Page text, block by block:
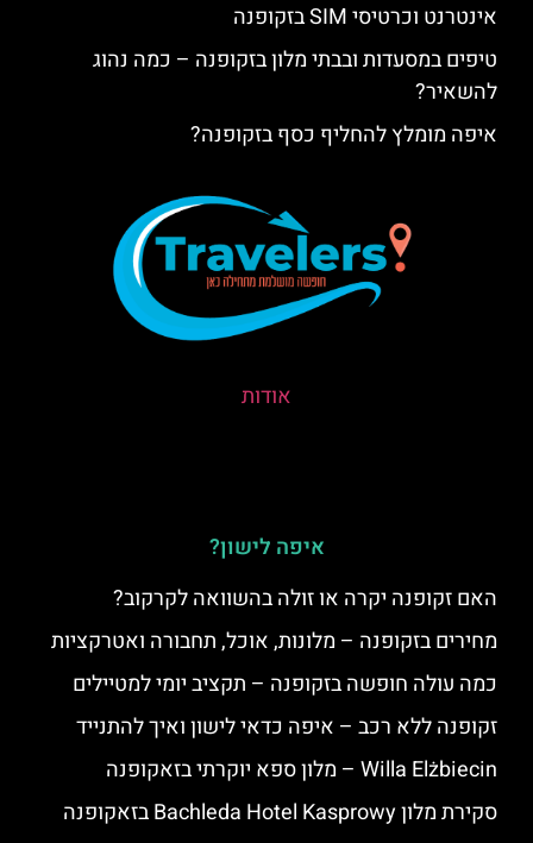
אינטרנט וכרטיסי SIM בזקופנה
טיפים במסעדות ובבתי מלון בזקופנה – כמה נהוג
להשאיר?
איפה מומלץ להחליף כסף בזקופנה?
אודות
איפה לישון?
האם זקופנה יקרה או זולה בהשוואה לקרקוב?
מחירים בזקופנה – מלונות, אוכל, תחבורה ואטרקציות
כמה עולה חופשה בזקופנה – תקציב יומי למטיילים
זקופנה ללא רכב – איפה כדאי לישון ואיך להתנייד
Willa Elżbiecin – מלון ספא יוקרתי בזאקופנה
סקירת מלון Bachleda Hotel Kasprowy בזאקופנה